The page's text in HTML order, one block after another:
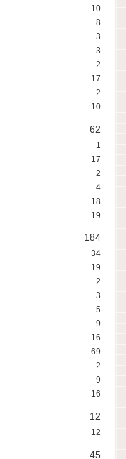
10
8
3
3
2
17
2
10
62
1
17
2
4
18
19
184
34
19
2
3
5
9
16
69
2
9
16
12
12
45